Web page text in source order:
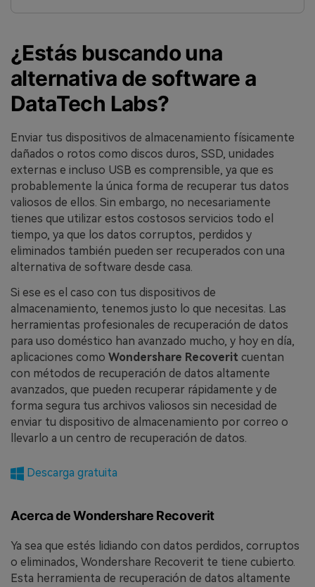
¿Estás buscando una
alternativa de software a
DataTech Labs?
Enviar tus dispositivos de almacenamiento físicamente
dañados o rotos como discos duros, SSD, unidades
externas e incluso USB es comprensible, ya que es
probablemente la única forma de recuperar tus datos
valiosos de ellos. Sin embargo, no necesariamente
tienes que utilizar estos costosos servicios todo el
tiempo, ya que los datos corruptos, perdidos y
eliminados también pueden ser recuperados con una
alternativa de software desde casa.
Si ese es el caso con tus dispositivos de
almacenamiento, tenemos justo lo que necesitas. Las
herramientas profesionales de recuperación de datos
para uso doméstico han avanzado mucho, y hoy en día,
aplicaciones como Wondershare Recoverit cuentan
con métodos de recuperación de datos altamente
avanzados, que pueden recuperar rápidamente y de
forma segura tus archivos valiosos sin necesidad de
enviar tu dispositivo de almacenamiento por correo o
llevarlo a un centro de recuperación de datos.
Descarga gratuita
Acerca de Wondershare Recoverit
Ya sea que estés lidiando con datos perdidos, corruptos
o eliminados, Wondershare Recoverit te tiene cubierto.
Esta herramienta de recuperación de datos altamente